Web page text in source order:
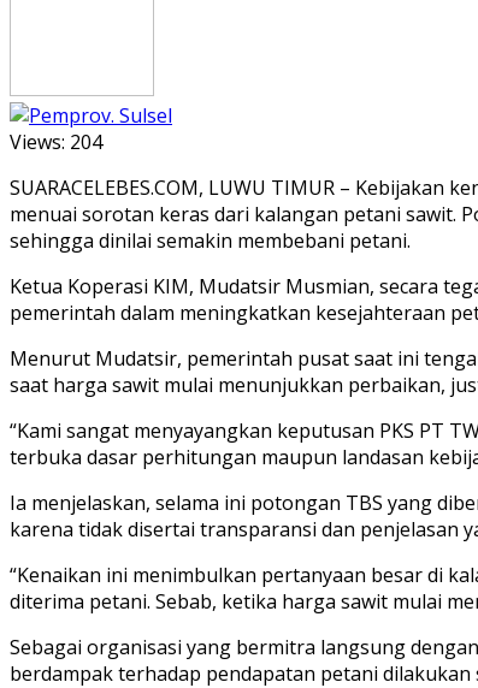
Views: 204
SUARACELEBES.COM, LUWU TIMUR –
menuai sorotan keras dari kalangan petani sawit.
sehingga dinilai semakin membebani petani.
Ketua Koperasi KIM, Mudatsir Musmian, secara
pemerintah dalam meningkatkan kesejahteraan
Menurut Mudatsir, pemerintah pusat saat ini
saat harga sawit mulai menunjukkan perbaikan,
“Kami sangat menyayangkan keputusan PKS PT
terbuka dasar perhitungan maupun landasan
Ia menjelaskan, selama ini potongan TBS yang
karena tidak disertai transparansi dan penjelasan
“Kenaikan ini menimbulkan pertanyaan besar di
diterima petani. Sebab, ketika harga sawit mulai
Sebagai organisasi yang bermitra langsung
berdampak terhadap pendapatan petani